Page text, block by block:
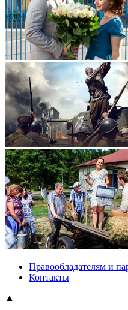
Правообладателям и
Контакты
▲